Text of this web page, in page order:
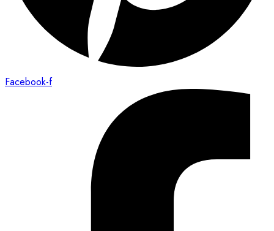
Facebook-f